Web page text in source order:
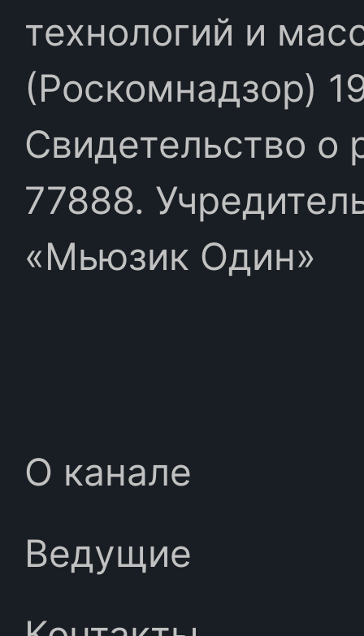
технологий и
(Роскомнадзор)
Свидетельство
77888.
«Мьюзик Один»
О канале
Ведущие